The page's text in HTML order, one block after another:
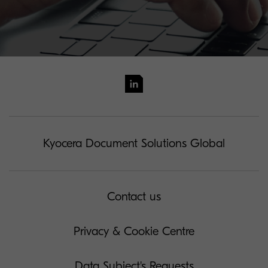
Kyocera Document Solutions Global
Contact us
Privacy & Cookie Centre